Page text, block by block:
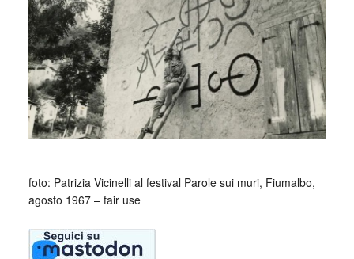
foto: Patrizia Vicinelli al festival Parole sui muri, Fiumalbo,
agosto 1967 – fair use